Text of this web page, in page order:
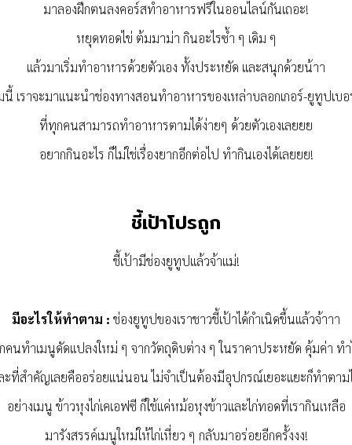
มาลองฝึกตนลงคอร์สทำอาหารฟรีในออนไลน์กันเถอะ!
หยุดทอดไข่ ต้มมาม่า กินอะไรซ้ำ ๆ เดิม ๆ
แล้วมาเริ่มทำอาหารด้วยตัวเอง ทั้งประหยัด และสนุกด้วยน้าา
เราจะมาแนะนำช่องทางสอนทำอาหารของเหล่าบลอกเกอร์-ยูทูปเบ
ที่ทุกคนสามารถทำอาหารตามได้ง่ายๆ ด้วยตัวเองเลยยย
อยากกินอะไร ก็ไม่ใช่เรื่องยากอีกต่อไป ทำกินเองได้เลยยย!
ชี้เป้าโปรถูก
ชี้เป้ามีช่องยูทูปแล้วจ้าแม่!
มีอะไรให้ทำตาม : ช่องยูทูปของเราชาวชี้เป้าได้กำเนิดขึ้นแล้วจ้าาา
คนทำเมนูดัดแปลงใหม่ ๆ จากวัตถุดิบต่าง ๆ ในราคาประหยัด คุ้มค่า ท
ะที่สำคัญเลยคืออร่อยแน่นอน ไม่จำเป็นต้องมีอุปกรณ์เยอะแยะก็ทำตาม
อย่างเมนู ข้าวหุงไก่เคเอฟซี ก็ใช้แค่หม้อหุงข้าวและไก่ทอดที่เรากินเหลือ
มารังสรรค์เมนูใหม่ให้ไก่เหี่ยว ๆ กลับมาอร่อยอีกครั้งงง!